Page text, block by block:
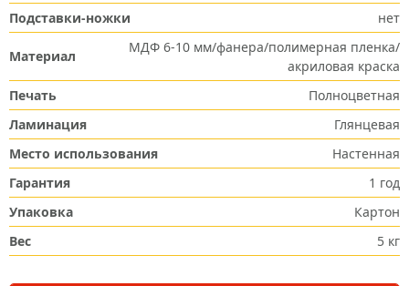
Подставки-ножки
нет
Материал
МДФ 6-10 мм/фанера/полимерная пленка/
акриловая краска
Печать
Полноцветная
Ламинация
Глянцевая
Место использования
Настенная
Гарантия
1 год
Упаковка
Картон
Вес
5 кг